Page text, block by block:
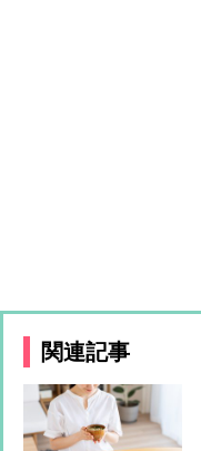
関連記事